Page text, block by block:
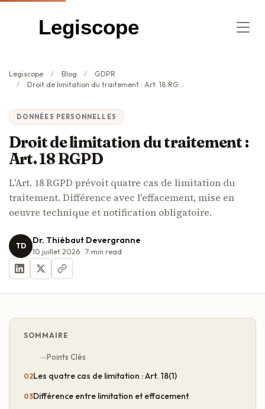
Legiscope
Legiscope Blog
GDPR
Droit de limitation du traitement : Art. 18 RGPD
DONNÉES PERSONNELLES
Droit de limitation du traitement :
Art. 18 RGPD
L'Art. 18 RGPD prévoit quatre cas de limitation du
traitement. Différence avec l'effacement, mise en
oeuvre technique et notification obligatoire.
TD Dr. Thiébaut Devergranne
10 juillet 2026 7 min read
SOMMAIRE
Points Clés
Les quatre cas de limitation : Art. 18(1)
Différence entre limitation et effacement